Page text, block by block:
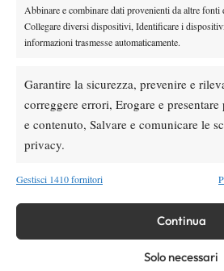
Abbinare e combinare dati provenienti da altre fonti
Collegare diversi dispositivi, Identificare i
informazioni trasmesse automaticamente.
Garantire la sicurezza, prevenire e
correggere errori, Erogare e
e contenuto, Salvare e comunicare le
privacy.
Gestisci 1410 fornitori
Continua
Solo necessari
Atp News
Masters 1000
Atp
Masters 1000